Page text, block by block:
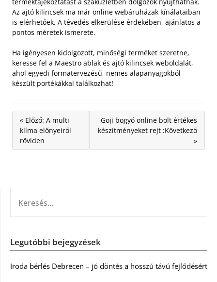
Az ajtó kilincsek ma már online webáruházak kínálataiban
is elérhetőek. A tévedés elkerülése érdekében, ajánlatos a
pontos méretek ismerete.
Ha igényesen kidolgozott, minőségi terméket szeretne,
keresse fel a Maestro ablak és ajtó kilincsek weboldalát,
ahol egyedi formatervezésű, nemes alapanyagokból
készült portékákkal találkozhat!
« Előző: A multi
klíma előnyeiről
röviden
Goji bogyó online bolt értékes
készítményeket rejt :Következő
»
Legutóbbi bejegyzések
Iroda bérlés Debrecen – jó döntés a hosszú távú fejlődésért